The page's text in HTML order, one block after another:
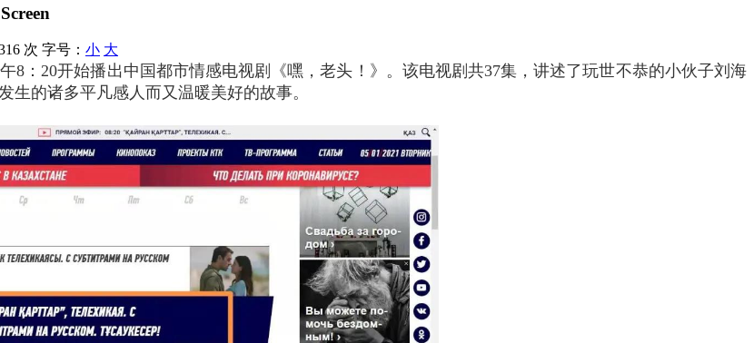
次 字号： 小 大
20开始播出中国都市情感电视剧《嘿，老头！》。该电视剧共37集，讲述了玩世不恭的小伙子刘海
的诸多平凡感人而又温暖美好的故事。